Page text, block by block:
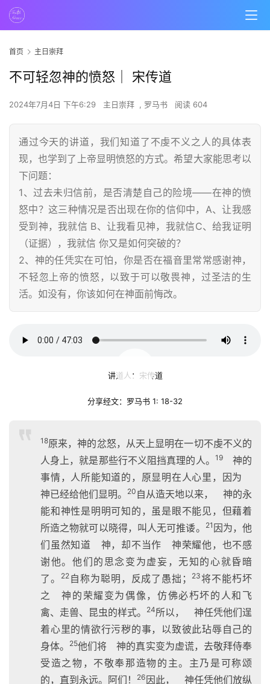
首页 主日崇拜
不可轻忽神的愤怒｜ 宋传道
2024年7月4日 下午6:29 主日崇拜 , 罗马书 阅读 604
通过今天的讲道，我们知道了不虔不义之人的具体表
现，也学到了上帝显明愤怒的方式。希望大家能思考以
下问题：
1、过去未归信前，是否清楚自己的险境——在神的愤
怒中？这三种情况是否出现在你的信仰中，A、让我感
受到神，我就信 B、让我看见神，我就信C、给我证明
（证据），我就信 你又是如何突破的？
2、神的任凭实在可怕，你是否在福音里常常感谢神，
不轻忽上帝的愤怒，以致于可以敬畏神，过圣洁的生
活。如没有，你该如何在神面前悔改。
讲道人：宋传道
分享经文：罗马书 1: 18-32
18原来，神的忿怒，从天上显明在一切不虔不义的
人身上，就是那些行不义阻挡真理的人。
19神的
事情，人所能知道的，原显明在人心里，因为
神已经给他们显明。
20 自从造天地以来， 神的永
能和神性是明明可知的，虽是眼不能见，但藉着
所造之物就可以晓得，叫人无可推诿。
21 因为，他
们虽然知道 神，却不当作 神荣耀他，也不感
谢他。他们的思念变为虚妄，无知的心就昏暗
了。
22自称为聪明，反成了愚拙； 23将不能朽坏
之 神的荣耀变为偶像，仿佛必朽坏的人和飞
禽、走兽、昆虫的样式。
24所以， 神任凭他们逞
着心里的情欲行污秽的事，以致彼此玷辱自己的
身体。
25他们将 神的真实变为虚谎，去敬拜侍奉
受造之物，不敬奉那造物的主。主乃是可称颂
的，直到永远。阿们！
26 因此， 神任凭他们放纵